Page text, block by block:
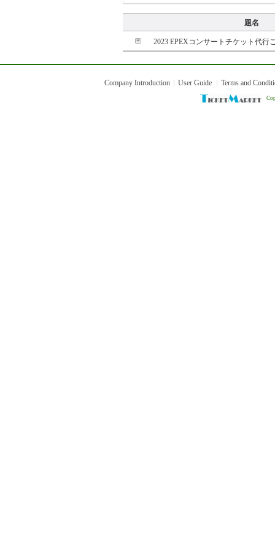
題名
2023 EPEXコンサートチケット代行
Company Introduction User Guide Terms and